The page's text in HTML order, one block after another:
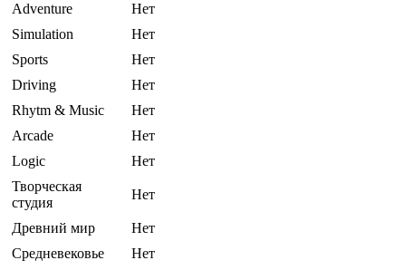
Adventure
Нет
Simulation
Нет
Sports
Нет
Driving
Нет
Rhytm & Music
Нет
Arcade
Нет
Logic
Нет
Творческая
студия
Нет
Древний мир
Нет
Средневековье
Нет